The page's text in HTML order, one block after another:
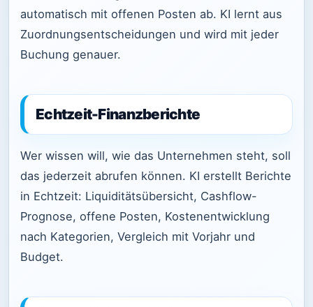
automatisch mit offenen Posten ab. KI lernt aus
Zuordnungsentscheidungen und wird mit jeder
Buchung genauer.
Echtzeit-Finanzberichte
Wer wissen will, wie das Unternehmen steht, soll
das jederzeit abrufen können. KI erstellt Berichte
in Echtzeit: Liquiditätsübersicht, Cashflow-
Prognose, offene Posten, Kostenentwicklung
nach Kategorien, Vergleich mit Vorjahr und
Budget.